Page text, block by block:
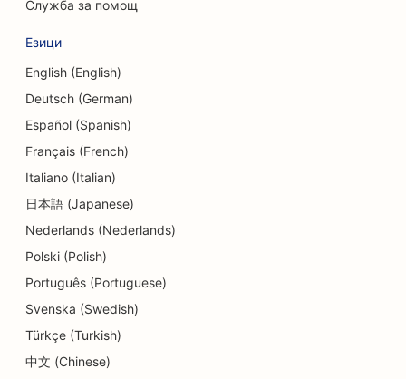
SEO за консултантски фирми
SEO за Delis
SEO оптимизация за услуги за консултиране на
дългове
SEO оптимизация за услуги за обмен на валута
SEO за танцови студия
SEO за услуги за дермабразио
SEO за детски градини
SEO оптимизация за стоматологични клиники
SEO за ресторанти
Служба за помощ
Езици
English (English)
Deutsch (German)
Español (Spanish)
Français (French)
Italiano (Italian)
日本語 (Japanese)
Nederlands (Nederlands)
Polski (Polish)
Português (Portuguese)
Svenska (Swedish)
Türkçe (Turkish)
中文 (Chinese)